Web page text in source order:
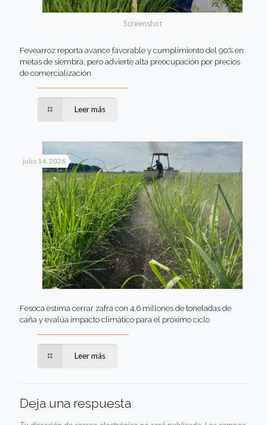
Screenshot
Fevearroz reporta avance favorable y cumplimiento del 90% en
metas de siembra, pero advierte alta preocupación por precios
de comercialización
Leer más
julio 14, 2026
Fesoca estima cerrar zafra con 4,6 millones de toneladas de
caña y evalúa impacto climático para el próximo ciclo
Leer más
Deja una respuesta